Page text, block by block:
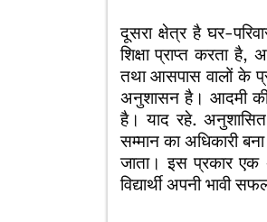
दूसरा क्षेत्र है घर-
शिक्षा प्राप्त करता
तथा आसपास वालों के
अनुशासन है। आदमी
है। याद रहे.
सम्मान का अधिकारी
जाता। इस प्रकार
विद्यार्थी अपनी भावी